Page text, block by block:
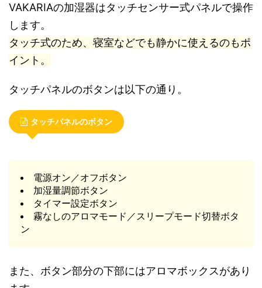
VAKARIAの加湿器はタッチセンサー式パネルで操作
します。
タッチ式のため、寝室などでも静かに使えるのもポ
イント。
タッチパネルのボタンは以下の通り。
タッチパネルのボタン
電源オン／オフボタン
加湿量調節ボタン
タイマー設定ボタン
霧なしのアロマモード／スリープモード切替ボタ
ン
また、ボタン部分の下部にはアロマボックスがあり